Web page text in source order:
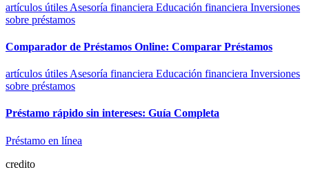
artículos útiles Asesoría financiera Educación financiera Inversiones
sobre préstamos
Comparador de Préstamos Online: Comparar Préstamos
artículos útiles Asesoría financiera Educación financiera Inversiones
sobre préstamos
Préstamo rápido sin intereses: Guía Completa
Préstamo en línea
credito